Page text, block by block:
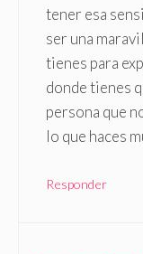
tener esa
ser una
tienes para
donde tienes
persona que
lo que haces
Responder